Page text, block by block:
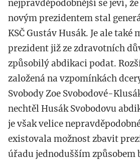
nejpravděpodobnější se jeví,
novým prezidentem stal
KSČ Gustáv Husák. Je ale také
prezident již ze zdravotních
způsobilý abdikaci podat.
založená na vzpomínkách
Svobody Zoe Svobodové-
nechtěl Husák Svobodovu
je však velice
existovala možnost zbavit
úřadu jednodušším způsobem